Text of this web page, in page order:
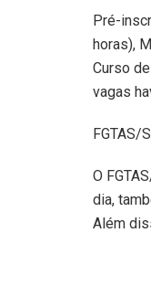
Pré-
horas),
Curso
vagas
FGTAS/
O
dia,
Além